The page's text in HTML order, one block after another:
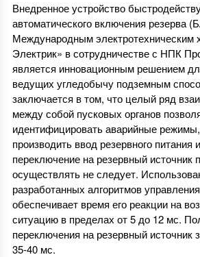
Внедренное устройство
автоматического включения резерва
Международным электротехническим
Электрик» в сотрудничестве с НПК
является инновационным решением
ведущих угледобычу подземным
заключается в том, что целый ряд
между собой пусковых органов
идентифицировать аварийные режимы,
производить ввод резервного питания
переключение на резервный источник
осуществлять не следует.
разработанных алгоритмов
обеспечивает время его реакции на
ситуацию в пределах от 5 до 12 мс.
переключения на резервный источник
35-40 мс.